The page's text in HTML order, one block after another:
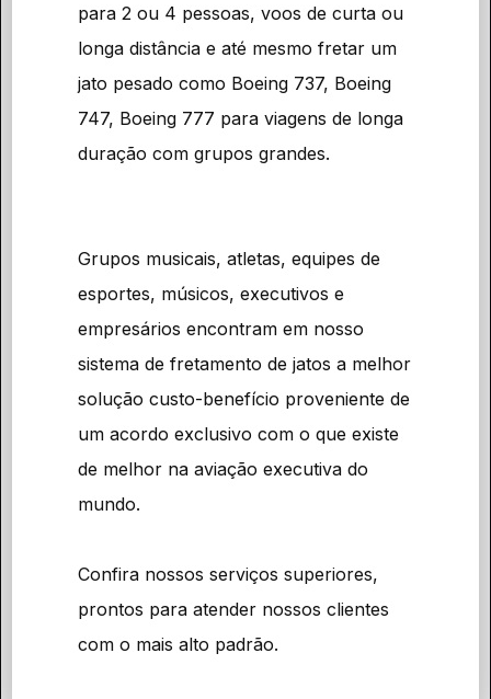
para 2 ou 4 pessoas, voos de curta ou
longa distância e até mesmo fretar um
jato pesado como Boeing 737, Boeing
747, Boeing 777 para viagens de longa
duração com grupos grandes.
Grupos musicais, atletas, equipes de
esportes, músicos, executivos e
empresários encontram em nosso
sistema de fretamento de jatos a melhor
solução custo-benefício proveniente de
um acordo exclusivo com o que existe
de melhor na aviação executiva do
mundo.
Confira nossos serviços superiores,
prontos para atender nossos clientes
com o mais alto padrão.